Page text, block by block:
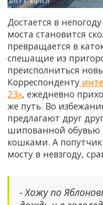
Достается в
моста становится
превращается в
спешащие из
преисполниться
Корреспонденту
23», ежедневно
же путь. Во
предлагают друг
шипованной обувью
кошками. А попутчик
мосту в невзгоду,
- Хожу по